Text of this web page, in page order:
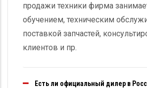
продажи техники фирма
обучением, техническим
поставкой запчастей,
клиентов и пр.
Есть ли официальный дилер в